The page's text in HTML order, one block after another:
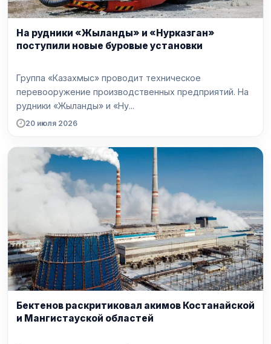
На рудники «Жыланды» и «Нурказган»
поступили новые буровые установки
Группа «Казахмыс» проводит техническое
перевооружение производственных предприятий. На
рудники «Жыланды» и «Ну...
20 июля 2026
Бектенов раскритиковал акимов Костанайской
и Мангистауской областей